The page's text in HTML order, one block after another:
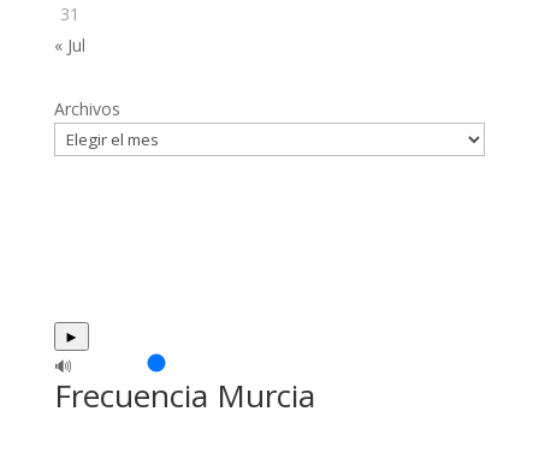
31
« Jul
Archivos
►
🔊
Frecuencia Murcia